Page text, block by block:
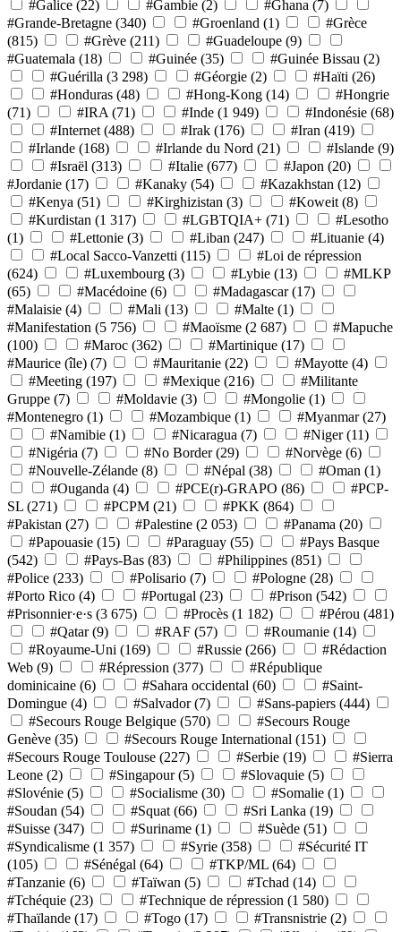
#Galice (22) #Gambie (2) #Ghana (7)
#Grande-Bretagne (340) #Groenland (1)
#Grèce
(815)
#Grève (211) #Guadeloupe (9)
#Guatemala (18) #Guinée (35) #Guinée Bissau (2)
#Guérilla (3 298) #Géorgie (2) #Haïti (26)
#Honduras (48) #Hong-Kong (14)
#Hongrie
(71)
#IRA (71) #Inde (1 949) #Indonésie (68)
#Internet (488) #Irak (176) #Iran (419)
#Irlande (168) #Irlande du Nord (21) #Islande (9)
#Israël (313) #Italie (677) #Japon (20)
#Jordanie (17) #Kanaky (54) #Kazakhstan (12)
#Kenya (51) #Kirghizistan (3) #Koweit (8)
#Kurdistan (1 317) #LGBTQIA+ (71)
#Lesotho
(1)
#Lettonie (3) #Liban (247) #Lituanie (4)
#Local Sacco-Vanzetti (115)
#Loi de répression
(624)
#Luxembourg (3) #Lybie (13)
#MLKP
(65)
#Macédoine (6) #Madagascar (17)
#Malaisie (4) #Mali (13) #Malte (1)
#Manifestation (5 756) #Maoïsme (2 687)
#Mapuche
(100)
#Maroc (362) #Martinique (17)
#Maurice (île) (7) #Mauritanie (22) #Mayotte (4)
#Meeting (197) #Mexique (216)
#Militante
Gruppe (7) #Moldavie (3) #Mongolie (1)
#Montenegro (1) #Mozambique (1) #Myanmar (27)
#Namibie (1) #Nicaragua (7) #Niger (11)
#Nigéria (7) #No Border (29) #Norvège (6)
#Nouvelle-Zélande (8) #Népal (38) #Oman (1)
#Ouganda (4) #PCE(r)-GRAPO (86)
#PCP-
SL (271) #PCPM (21) #PKK (864)
#Pakistan (27) #Palestine (2 053) #Panama (20)
#Papouasie (15) #Paraguay (55)
#Pays Basque
(542)
#Pays-Bas (83) #Philippines (851)
#Police (233) #Polisario (7) #Pologne (28)
#Porto Rico (4) #Portugal (23) #Prison (542)
#Prisonnier·e·s (3 675) #Procès (1 182) #Pérou (481)
#Qatar (9) #RAF (57) #Roumanie (14)
#Royaume-Uni (169) #Russie (266)
#Rédaction
Web (9) #Répression (377)
#République
dominicaine (6) #Sahara occidental (60)
#Saint-
Domingue (4) #Salvador (7) #Sans-papiers (444)
#Secours Rouge Belgique (570)
#Secours Rouge
Genève (35) #Secours Rouge International (151)
#Secours Rouge Toulouse (227) #Serbie (19)
#Sierra
Leone (2) #Singapour (5) #Slovaquie (5)
#Slovénie (5) #Socialisme (30) #Somalie (1)
#Soudan (54) #Squat (66) #Sri Lanka (19)
#Suisse (347) #Suriname (1) #Suède (51)
#Syndicalisme (1 357) #Syrie (358)
#Sécurité IT
(105)
#Sénégal (64) #TKP/ML (64)
#Tanzanie (6) #Taïwan (5) #Tchad (14)
#Tchéquie (23) #Technique de répression (1 580)
#Thaïlande (17) #Togo (17) #Transnistrie (2)